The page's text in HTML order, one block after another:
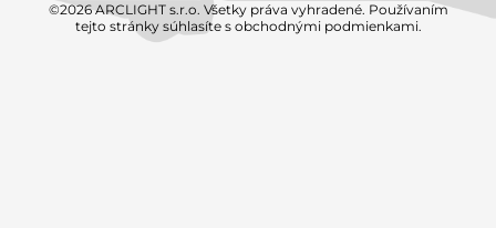
©2026 ARCLIGHT s.r.o. Všetky práva vyhradené. Používaním
tejto stránky súhlasíte s obchodnými podmienkami.